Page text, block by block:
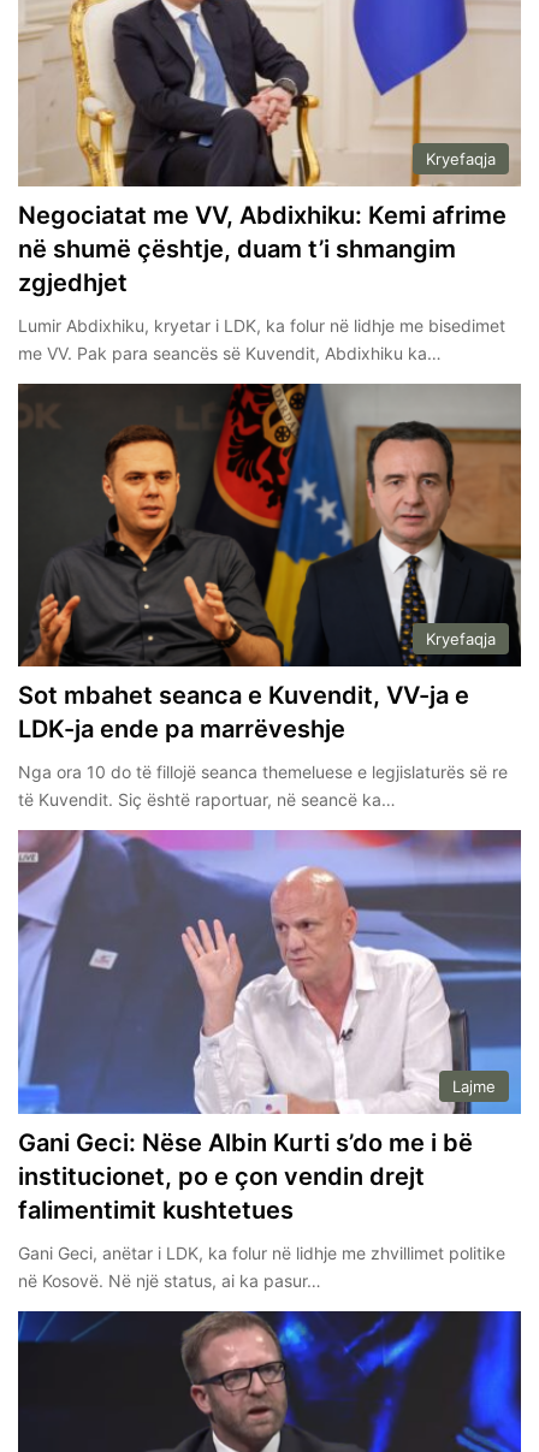
Kryefaqja
Negociatat me VV, Abdixhiku: Kemi afrime
në shumë çështje, duam t’i shmangim
zgjedhjet
Lumir Abdixhiku, kryetar i LDK, ka folur në lidhje me bisedimet
me VV. Pak para seancës së Kuvendit, Abdixhiku ka…
Kryefaqja
Sot mbahet seanca e Kuvendit, VV-ja e
LDK-ja ende pa marrëveshje
Nga ora 10 do të fillojë seanca themeluese e legjislaturës së re
të Kuvendit. Siç është raportuar, në seancë ka…
Lajme
Gani Geci: Nëse Albin Kurti s’do me i bë
institucionet, po e çon vendin drejt
falimentimit kushtetues
Gani Geci, anëtar i LDK, ka folur në lidhje me zhvillimet politike
në Kosovë. Në një status, ai ka pasur…